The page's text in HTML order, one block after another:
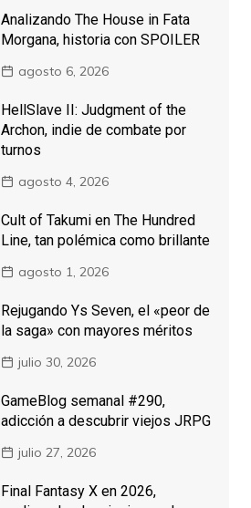
Analizando The House in Fata
Morgana, historia con SPOILER
agosto 6, 2026
HellSlave II: Judgment of the
Archon, indie de combate por
turnos
agosto 4, 2026
Cult of Takumi en The Hundred
Line, tan polémica como brillante
agosto 1, 2026
Rejugando Ys Seven, el «peor de
la saga» con mayores méritos
julio 30, 2026
GameBlog semanal #290,
adicción a descubrir viejos JRPG
julio 27, 2026
Final Fantasy X en 2026,